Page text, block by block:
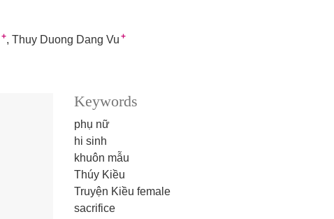
+ Thuy Duong Dang Vu +
Keywords
phụ nữ
hi sinh
khuôn mẫu
Thúy Kiều
Truyện Kiều female
sacrifice